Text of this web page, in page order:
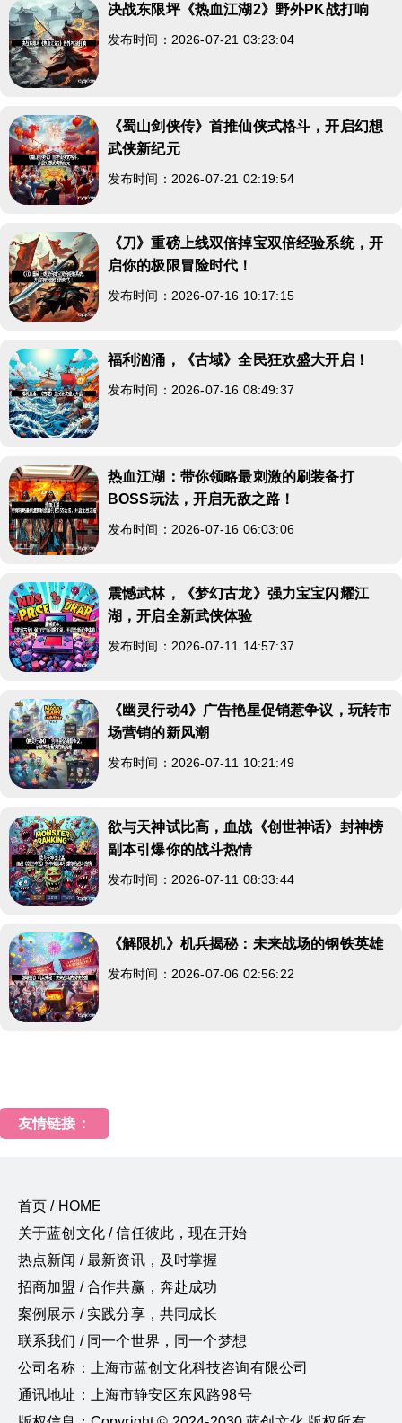
决战东限坪《热血江湖2》野外PK战打响
发布时间：2026-07-21 03:23:04
《蜀山剑侠传》首推仙侠式格斗，开启幻想
武侠新纪元
发布时间：2026-07-21 02:19:54
《刀》重磅上线双倍掉宝双倍经验系统，开
启你的极限冒险时代！
发布时间：2026-07-16 10:17:15
福利汹涌，《古域》全民狂欢盛大开启！
发布时间：2026-07-16 08:49:37
热血江湖：带你领略最刺激的刷装备打
BOSS玩法，开启无敌之路！
发布时间：2026-07-16 06:03:06
震憾武林，《梦幻古龙》强力宝宝闪耀江
湖，开启全新武侠体验
发布时间：2026-07-11 14:57:37
《幽灵行动4》广告艳星促销惹争议，玩转市
场营销的新风潮
发布时间：2026-07-11 10:21:49
欲与天神试比高，血战《创世神话》封神榜
副本引爆你的战斗热情
发布时间：2026-07-11 08:33:44
《解限机》机兵揭秘：未来战场的钢铁英雄
发布时间：2026-07-06 02:56:22
友情链接：
首页 / HOME
关于蓝创文化 / 信任彼此，现在开始
热点新闻 / 最新资讯，及时掌握
招商加盟 / 合作共赢，奔赴成功
案例展示 / 实践分享，共同成长
联系我们 / 同一个世界，同一个梦想
公司名称：上海市蓝创文化科技咨询有限公司
通讯地址：上海市静安区东风路98号